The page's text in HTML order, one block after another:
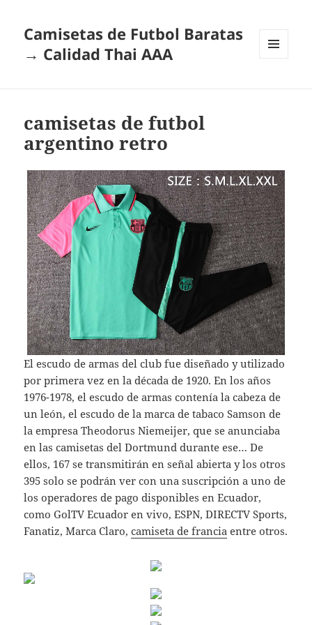
Camisetas de Futbol Baratas
→ Calidad Thai AAA
camisetas de futbol
argentino retro
El escudo de armas del club fue diseñado y utilizado
por primera vez en la década de 1920. En los años
1976-1978, el escudo de armas contenía la cabeza de
un león, el escudo de la marca de tabaco Samson de
la empresa Theodorus Niemeijer, que se anunciaba
en las camisetas del Dortmund durante ese… De
ellos, 167 se transmitirán en señal abierta y los otros
395 solo se podrán ver con una suscripción a uno de
los operadores de pago disponibles en Ecuador,
como GolTV Ecuador en vivo, ESPN, DIRECTV Sports,
Fanatiz, Marca Claro,camiseta de francia entre otros.